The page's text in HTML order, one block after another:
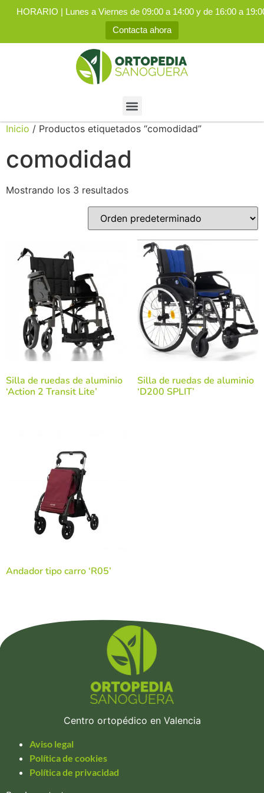
HORARIO | Lunes a Viernes de 09:00 a 14:00 y de 16:00 a
Contacta ahora
Inicio / Productos etiquetados “comodidad”
comodidad
Mostrando los 3 resultados
Silla de ruedas de aluminio
‘Action 2 Transit Lite’
Silla de ruedas de aluminio
‘D200 SPLIT’
Andador tipo carro ‘R05’
Centro ortopédico en Valencia
Aviso legal
Política de cookies
Política de privacidad